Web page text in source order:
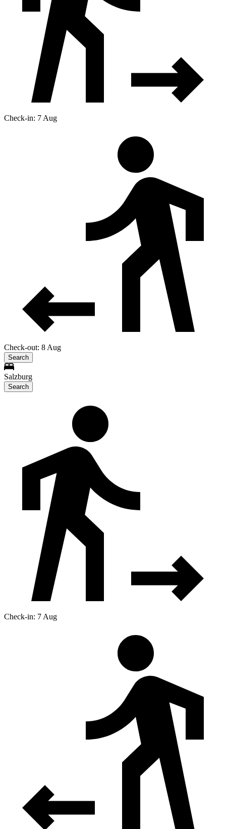
Check-in: 7 Aug
Check-out: 8 Aug
Search
Salzburg
Search
Check-in: 7 Aug